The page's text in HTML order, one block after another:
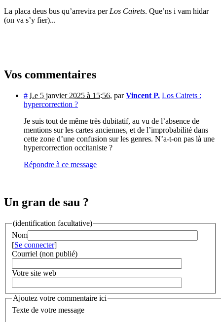
La placa deus bus qu’arrevira per Los Cairets. Que’ns i vam hidar
(on va s’y fier)...
Vos commentaires
# Le 5 janvier 2025 à 15:56, parVincent P. Los Cairets :
hypercorrection ?
Je suis tout de même très dubitatif, au vu de l’absence de
mentions sur les cartes anciennes, et de l’improbabilité dans
cette zone d’une confusion sur les genres. N’a-t-on pas là une
hypercorrection occitaniste ?
Répondre à ce message
Un gran de sau ?
(identification facultative)
Nom
[Se connecter]
Courriel (non publié)
Votre site web
Ajoutez votre commentaire ici
Texte de votre message